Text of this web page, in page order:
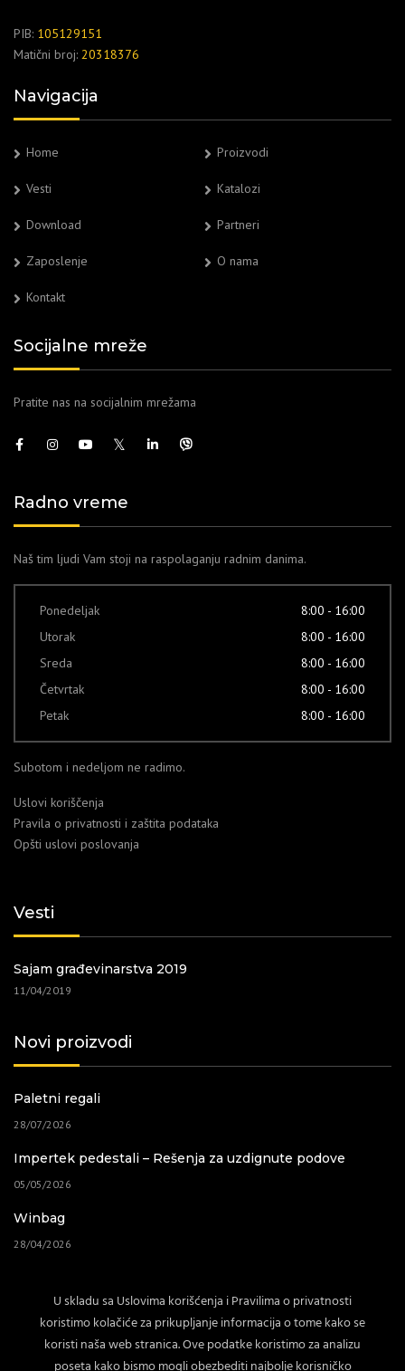
PIB: 105129151
Matični broj: 20318376
Navigacija
Home Proizvodi
Vesti Katalozi
Download Partneri
Zaposlenje O nama
Kontakt
Socijalne mreže
Pratite nas na socijalnim mrežama
Radno vreme
Naš tim ljudi Vam stoji na raspolaganju radnim danima.
Ponedeljak
8:00 - 16:00
Utorak
8:00 - 16:00
Sreda
8:00 - 16:00
Četvrtak
8:00 - 16:00
Petak
8:00 - 16:00
Subotom i nedeljom ne radimo.
Uslovi koriščenja
Pravila o privatnosti i zaštita podataka
Opšti uslovi poslovanja
Vesti
Sajam građevinarstva 2019
11/04/2019
Novi proizvodi
Paletni regali
28/07/2026
Impertek pedestali – Rešenja za uzdignute podove
05/05/2026
Winbag
28/04/2026
02/04/2026U skladu sa Uslovima korišćenja i Pravilima o privatnosti
koristimo kolačiće za prikupljanje informacija o tome kako se
koristi naša web stranica. Ove podatke koristimo za analizu